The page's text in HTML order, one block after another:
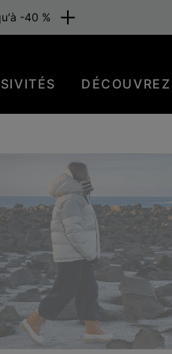
Adhérez maintenant
DÉCOUVREZ